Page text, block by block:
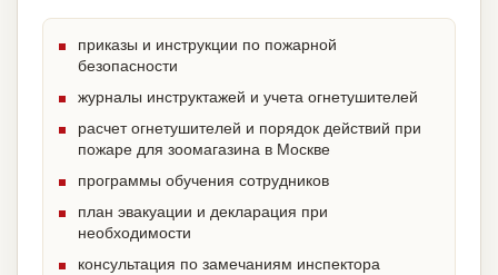
приказы и инструкции по пожарной
безопасности
журналы инструктажей и учета огнетушителей
расчет огнетушителей и порядок действий при
пожаре для зоомагазина в Москве
программы обучения сотрудников
план эвакуации и декларация при
необходимости
консультация по замечаниям инспектора